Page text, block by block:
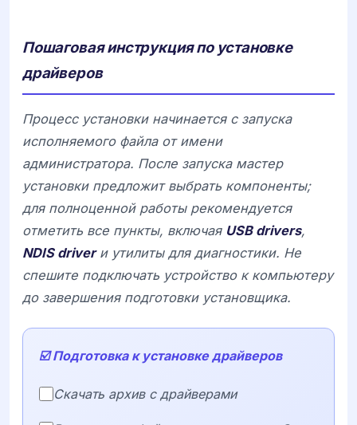
Пошаговая инструкция по установке
драйверов
Процесс установки начинается с запуска
исполняемого файла от имени
администратора. После запуска мастер
установки предложит выбрать компоненты;
для полноценной работы рекомендуется
отметить все пункты, включая USB drivers,
NDIS driverи утилиты для диагностики. Не
спешите подключать устройство к компьютеру
до завершения подготовки установщика.
☑️ Подготовка к установке драйверов
Скачать архив с драйверами